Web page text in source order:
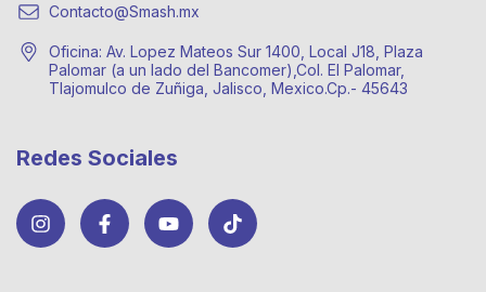
Contacto@Smash.mx
Oficina: Av. Lopez Mateos Sur 1400, Local J18, Plaza
Palomar (a un lado del Bancomer),Col. El Palomar,
Tlajomulco de Zuñiga, Jalisco, Mexico.Cp.- 45643
Redes Sociales